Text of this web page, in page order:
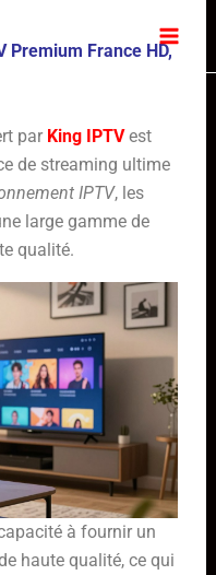
Premium France HD,
par King IPTVest
de streaming ultime
IPTV, les
large gamme de
qualité.
à fournir un
haute qualité, ce qui